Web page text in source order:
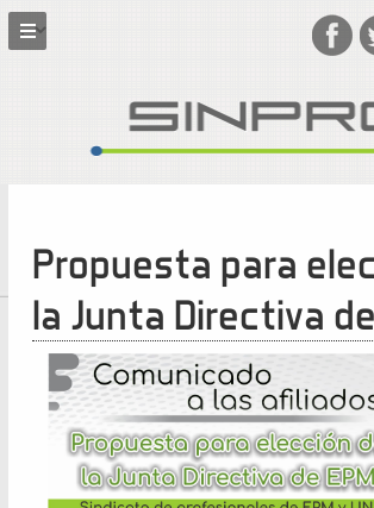
Propuesta para
la Junta Directiva